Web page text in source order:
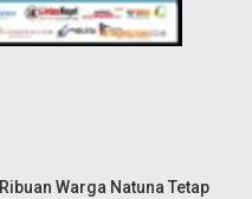
Warga Natuna Tetap